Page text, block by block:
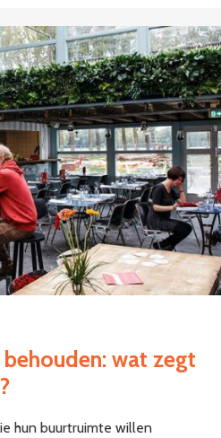
wat zegt
hun buurtruimte willen